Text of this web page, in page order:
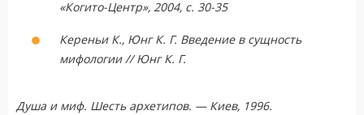
«Когито-Центр», 2004, с. 30-35
Кереньи К., Юнг К. Г. Введение в сущность
мифологии // Юнг К. Г.
Душа и миф. Шесть архетипов. — Киев, 1996.